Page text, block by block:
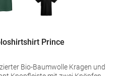
Prince
Baumwolle Kragen und